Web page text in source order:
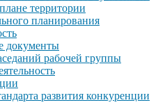
территории
планирования
документы
рабочей группы
развития конкуренции